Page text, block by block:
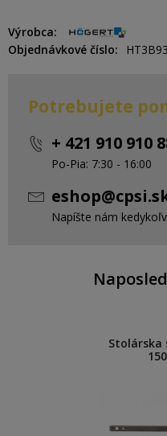
Výrobca
Objednávkové číslo
Potrebujete
+ 421 910 910
Po-Pia: 7:30 - 16:00
Napíšte nám
Stolárska